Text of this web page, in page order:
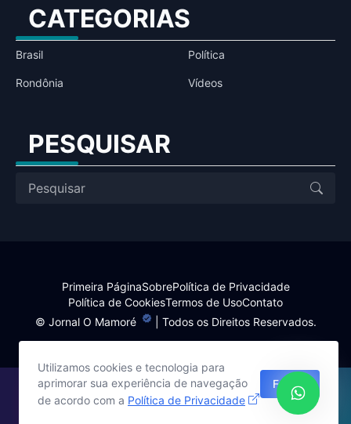
CATEGORIAS
Brasil Política
Rondônia Vídeos
PESQUISAR
© Jornal O Mamoré | Todos os Direitos Reservados.
Primeira PáginaSobrePolítica de Privacidade
Política de CookiesTermos de UsoContato
Utilizamos cookies e tecnologia para
aprimorar sua experiência de navegação
de acordo com a Política de Privacidade
Fechar
Site desenvolvido por:
Harlley Rebouças